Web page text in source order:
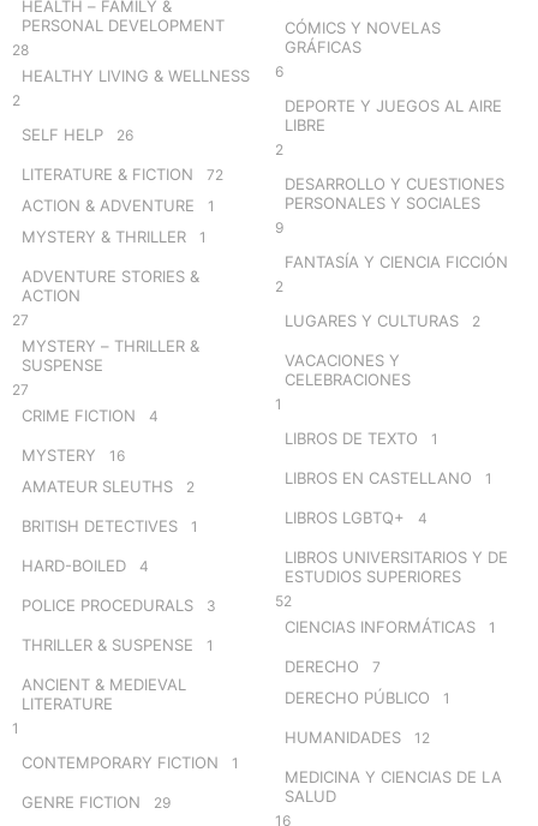
HEALTH – FAMILY &
PERSONAL DEVELOPMENT
28
HEALTHY LIVING & WELLNESS
2
SELF HELP 26
LITERATURE & FICTION 72
ACTION & ADVENTURE 1
MYSTERY & THRILLER 1
ADVENTURE STORIES &
ACTION
27
MYSTERY – THRILLER &
SUSPENSE
27
CRIME FICTION 4
MYSTERY 16
AMATEUR SLEUTHS 2
BRITISH DETECTIVES 1
HARD-BOILED 4
POLICE PROCEDURALS 3
THRILLER & SUSPENSE 1
ANCIENT & MEDIEVAL
LITERATURE
1
CONTEMPORARY FICTION 1
GENRE FICTION 29
CÓMICS Y NOVELAS
GRÁFICAS
6
DEPORTE Y JUEGOS AL AIRE
LIBRE
2
DESARROLLO Y CUESTIONES
PERSONALES Y SOCIALES
9
FANTASÍA Y CIENCIA FICCIÓN
2
LUGARES Y CULTURAS 2
VACACIONES Y
CELEBRACIONES
1
LIBROS DE TEXTO 1
LIBROS EN CASTELLANO 1
LIBROS LGBTQ+ 4
LIBROS UNIVERSITARIOS Y DE
ESTUDIOS SUPERIORES
52
CIENCIAS INFORMÁTICAS 1
DERECHO 7
DERECHO PÚBLICO 1
HUMANIDADES 12
MEDICINA Y CIENCIAS DE LA
SALUD
16